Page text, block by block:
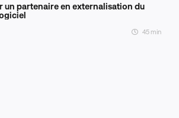
un partenaire en externalisation du
45 min